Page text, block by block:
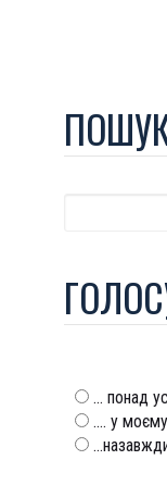
... понад
.... у